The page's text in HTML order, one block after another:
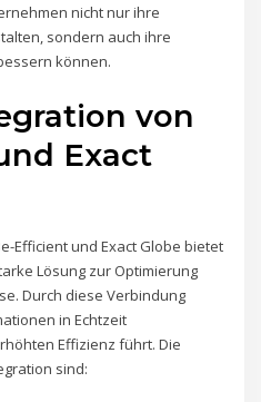
nicht nur ihre
sondern auch ihre
können.
von
Exact
Efficient und Exact Globe bietet
Lösung zur Optimierung
Durch diese Verbindung
in Echtzeit
Effizienz führt. Die
sind: